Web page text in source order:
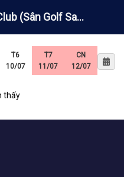
(Sân Golf Sam
T6
10/07
T7
11/07
CN
12/07
thấy